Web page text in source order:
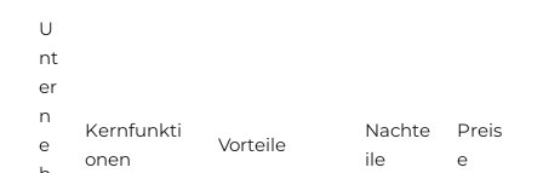
U
nt
er
n
e
Kernfunkti
onen
Vorteile
Nachte
ile
Preis
e